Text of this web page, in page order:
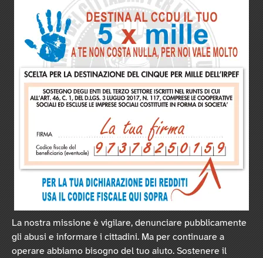
La nostra missione è vigilare, denunciare pubblicamente
gli abusi e informare i cittadini. Ma per continuare a
operare abbiamo bisogno del tuo aiuto. Sostenere il